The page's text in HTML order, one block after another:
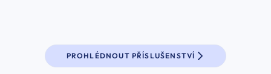
PROHLÉDNOUT PŘÍSLUŠENSTVÍ